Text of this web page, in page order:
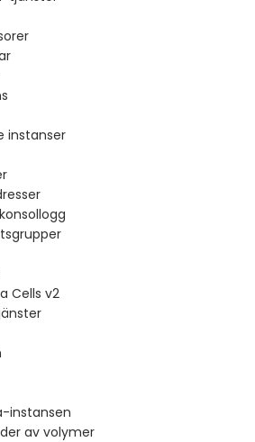
instanser
Cells v2
instansen
av volymer